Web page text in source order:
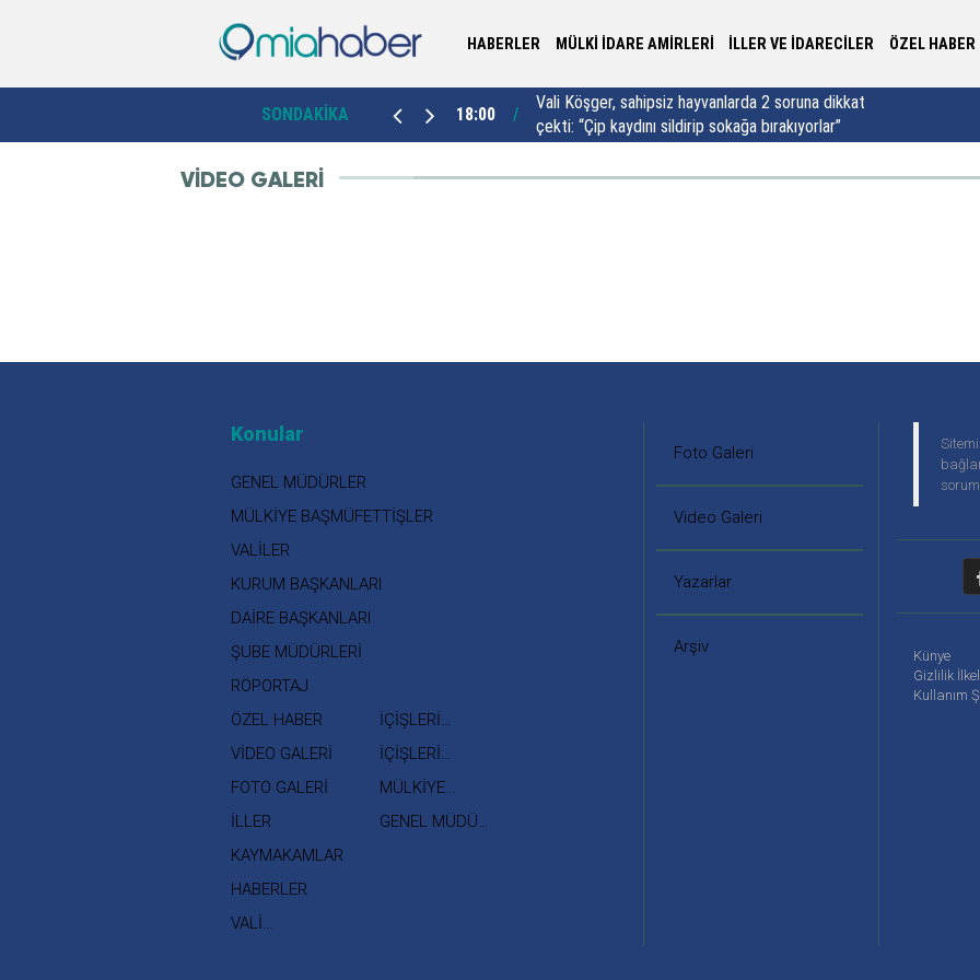
HABERLER MÜLKİ İDARE AMİRLERİ İLLER VE İDARECİLER ÖZEL HABER
SONDAKİKA
Bingöl’de, Alzheimer hastaları için "dijital güvence" 18:00
Vali Köşger, sahipsiz hayvanlarda 2 soruna dikkat
çekti: “Çip kaydını sildirip sokağa bırakıyorlar”
VİDEO GALERİ
Künye
Gizlilik
Kullanım
Foto Galeri
Video Galeri
Yazarlar
Arşiv
Konular
GENEL MÜDÜRLER
MÜLKİYE BAŞMÜFETTİŞLER
VALİLER
KURUM BAŞKANLARI
DAİRE BAŞKANLARI
ŞUBE MÜDÜRLERİ
RÖPORTAJ
ÖZEL HABER
VİDEO GALERİ
FOTO GALERİ
İLLER
KAYMAKAMLAR
HABERLER
VALİ
İÇİŞLERİ
BAKANI
İÇİŞLERİ
BAKAN
YARDIMCISI
MÜLKİYE
MÜFETTİŞLERİ
GENEL MÜDÜR